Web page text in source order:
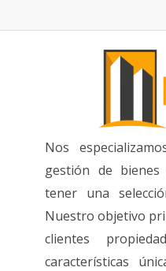
Nos
gestión de bienes
tener una
Nuestro objetivo
clientes
características